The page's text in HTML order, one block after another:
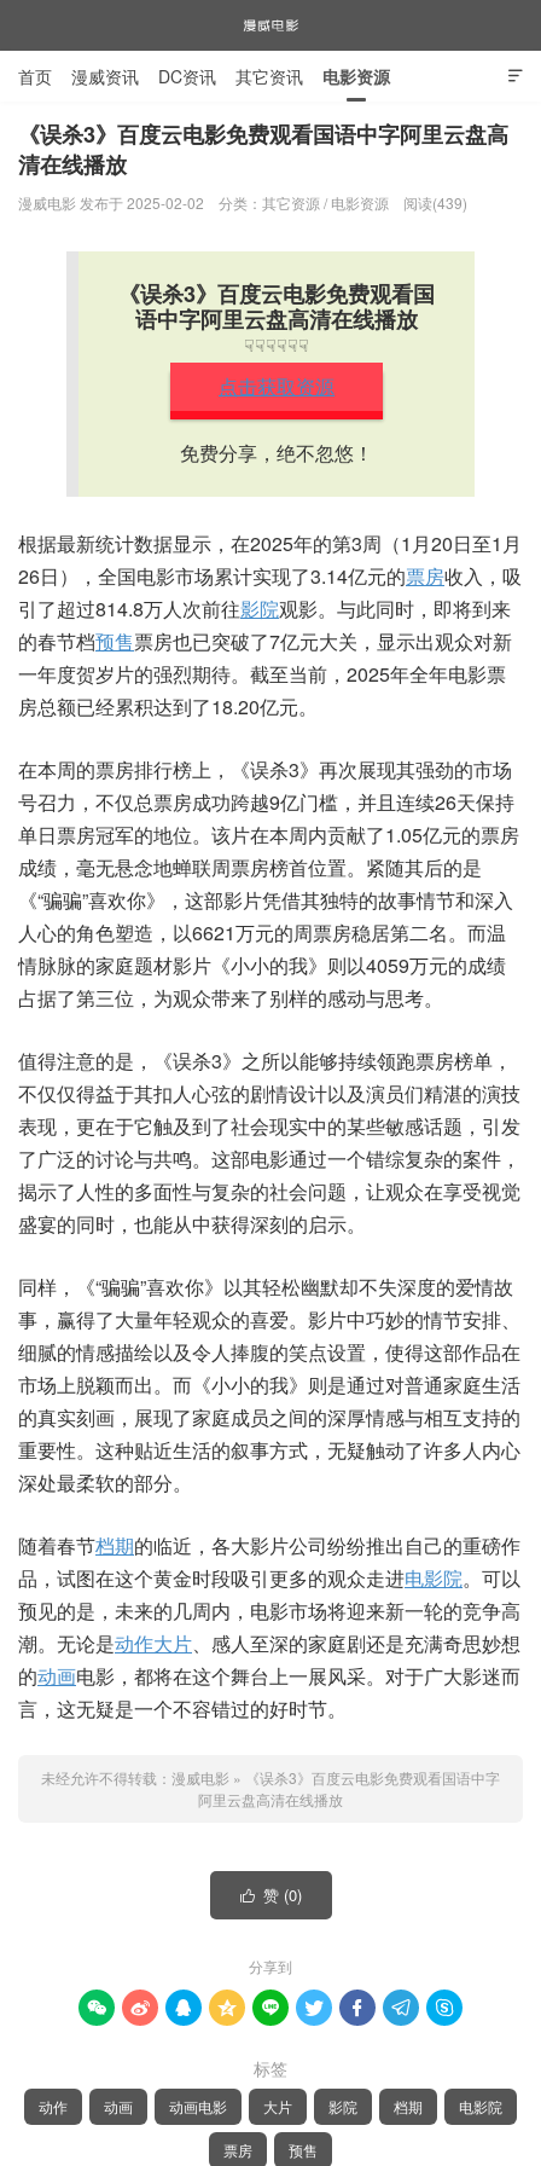
漫威电影

首页 漫威资讯 DC资讯 其它资讯 电影资源
电视剧资源 漫威图片
《误杀3》百度云电影免费观看国语中字阿里云盘高
清在线播放
漫威电影 发布于 2025-02-02 分类： 其它资源 / 电影资源 阅读(439)
《误杀3》百度云电影免费观看国
语中字阿里云盘高清在线播放
☟☟☟☟☟☟
点击获取资源
免费分享，绝不忽悠！
根据最新统计数据显示，在2025年的第3周（1月20日至1月
26日），全国电影市场累计实现了3.14亿元的票房收入，吸
引了超过814.8万人次前往影院观影。与此同时，即将到来
的春节档预售票房也已突破了7亿元大关，显示出观众对新
一年度贺岁片的强烈期待。截至当前，2025年全年电影票
房总额已经累积达到了18.20亿元。
在本周的票房排行榜上，《误杀3》再次展现其强劲的市场
号召力，不仅总票房成功跨越9亿门槛，并且连续26天保持
单日票房冠军的地位。该片在本周内贡献了1.05亿元的票房
成绩，毫无悬念地蝉联周票房榜首位置。紧随其后的是
《“骗骗”喜欢你》，这部影片凭借其独特的故事情节和深入
人心的角色塑造，以6621万元的周票房稳居第二名。而温
情脉脉的家庭题材影片《小小的我》则以4059万元的成绩
占据了第三位，为观众带来了别样的感动与思考。
值得注意的是，《误杀3》之所以能够持续领跑票房榜单，
不仅仅得益于其扣人心弦的剧情设计以及演员们精湛的演技
表现，更在于它触及到了社会现实中的某些敏感话题，引发
了广泛的讨论与共鸣。这部电影通过一个错综复杂的案件，
揭示了人性的多面性与复杂的社会问题，让观众在享受视觉
盛宴的同时，也能从中获得深刻的启示。
同样，《“骗骗”喜欢你》以其轻松幽默却不失深度的爱情故
事，赢得了大量年轻观众的喜爱。影片中巧妙的情节安排、
细腻的情感描绘以及令人捧腹的笑点设置，使得这部作品在
市场上脱颖而出。而《小小的我》则是通过对普通家庭生活
的真实刻画，展现了家庭成员之间的深厚情感与相互支持的
重要性。这种贴近生活的叙事方式，无疑触动了许多人内心
深处最柔软的部分。
随着春节档期的临近，各大影片公司纷纷推出自己的重磅作
品，试图在这个黄金时段吸引更多的观众走进电影院。可以
预见的是，未来的几周内，电影市场将迎来新一轮的竞争高
潮。无论是动作大片、感人至深的家庭剧还是充满奇思妙想
的动画电影，都将在这个舞台上一展风采。对于广大影迷而
言，这无疑是一个不容错过的好时节。
未经允许不得转载： 漫威电影 »
《误杀3》百度云电影免费观看国语中字
阿里云盘高清在线播放
 赞 (0)
分享到
        
标签
动作 动画 动画电影 大片 影院 档期 电影院
票房 预售